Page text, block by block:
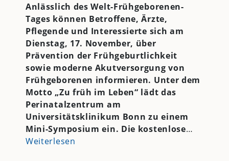
Anlässlich des Welt-Frühgeborenen-
Tages können Betroffene, Ärzte,
Pflegende und Interessierte sich am
Dienstag, 17. November, über
Prävention der Frühgeburtlichkeit
sowie moderne Akutversorgung von
Frühgeborenen informieren. Unter dem
Motto „Zu früh im Leben“ lädt das
Perinatalzentrum am
Universitätsklinikum Bonn zu einem
Mini-Symposium ein. Die kostenlose…
Weiterlesen